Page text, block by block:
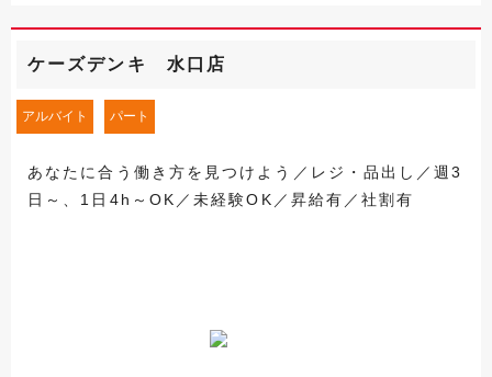
ケーズデンキ 水口店
アルバイト パート
あなたに合う働き方を見つけよう／レジ・品出し／週3
日～、1日4h～OK／未経験OK／昇給有／社割有